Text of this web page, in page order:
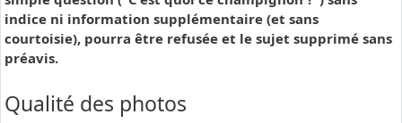
indice ni information supplémentaire (et sans
courtoisie), pourra être refusée et le sujet supprimé sans
préavis.
Qualité des photos